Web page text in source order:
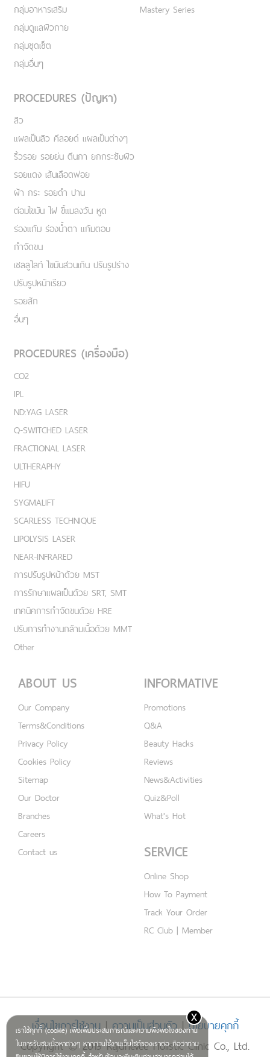
เราใช้คุกกี้ (cookie) เพื่อเพิ่มประสบการณ์และความพึงพอใจของท่าน
ในการรับชมเนื้อหาต่างๆ หากท่านใช้งานเว็บไซต์ของเราต่อ ถือว่าท่าน
x
กลุ่มอาหารเสริม
กลุ่มดูแลผิวกาย
กลุ่มชุดเซ็ต
กลุ่มอื่นๆ
Mastery Series
PROCEDURES (ปัญหา)
สิว
แผลเป็นสิว คีลอยด์ แผลเป็นต่างๆ
ริ้วรอย รอยย่น ตีนกา ยกกระชับผิว
รอยแดง เส้นเลือดฟอย
ฝ้า กระ รอยดำ ปาน
ต่อมไขมัน ไฝ ขี้แมลงวัน หูด
ร่องแก้ม ร่องน้ำตา แก้มตอบ
กำจัดขน
เชลลูไลท์ ไขมันส่วนเกิน ปรับรูปร่าง
ปรับรูปหน้าเรียว
รอยสัก
อื่นๆ
PROCEDURES (เครื่องมือ)
CO2
IPL
ND:YAG LASER
Q-SWITCHED LASER
FRACTIONAL LASER
ULTHERAPHY
HIFU
SYGMALIFT
SCARLESS TECHNIQUE
LIPOLYSIS LASER
NEAR-INFRARED
การปรับรูปหน้าด้วย MST
การรักษาแผลเป็นด้วย SRT, SMT
เทคนิคการกำจัดขนด้วย HRE
ปรับการทำงานกล้ามเนื้อด้วย MMT
Other
ABOUT US
Our Company
Terms&Conditions
Privacy Policy
Cookies Policy
Sitemap
Our Doctor
Branches
Careers
Contact us
INFORMATIVE
Promotions
Q&A
Beauty Hacks
Reviews
News&Activities
Quiz&Poll
What's Hot
SERVICE
Online Shop
How To Payment
Track Your Order
RC Club | Member
เงื่อนไขการใช้งาน|ความเป็นส่วนตัว|นโยบายคุกกี้
Copyright © 2019 Rajdhevee Holistic Clinic Co., Ltd.